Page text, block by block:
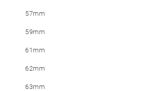
57mm
59mm
61mm
62mm
63mm